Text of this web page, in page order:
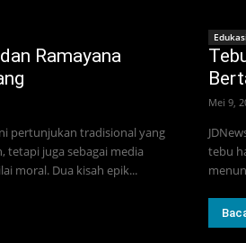
Ramayana
pertunjukan tradisional yang
tetapi juga sebagai media
moral. Dua kisah epik...
Edukasi
Mei 9,
tebu